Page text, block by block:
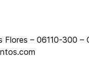
Flores – 06110-300 –